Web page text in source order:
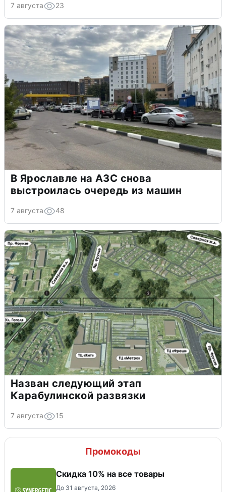
7 августа 23
В Ярославле на АЗС снова
выстроилась очередь из машин
7 августа 48
Назван следующий этап
Карабулинской развязки
7 августа 15
Промокоды
Скидка 10% на все товары
До 31 августа, 2026